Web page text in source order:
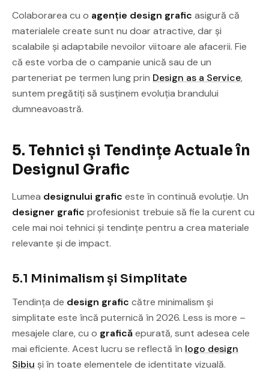
Colaborarea cu o agenție design grafic asigură că
materialele create sunt nu doar atractive, dar și
scalabile și adaptabile nevoilor viitoare ale afacerii. Fie
că este vorba de o campanie unică sau de un
parteneriat pe termen lung prin Design as a Service,
suntem pregătiți să susținem evoluția brandului
dumneavoastră.
5. Tehnici și Tendințe Actuale în
Designul Grafic
Lumea designului grafic este în continuă evoluție. Un
designer grafic profesionist trebuie să fie la curent cu
cele mai noi tehnici și tendințe pentru a crea materiale
relevante și de impact.
5.1 Minimalism și Simplitate
Tendința de design grafic către minimalism și
simplitate este încă puternică în 2026. Less is more –
mesajele clare, cu o graficăepurată, sunt adesea cele
mai eficiente. Acest lucru se reflectă în logo design
Sibiu și în toate elementele de identitate vizuală.